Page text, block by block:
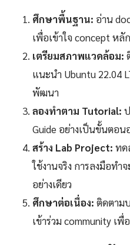
ศึกษาพื้นฐาน: อ่าน
เพื่อเข้าใจ concept ห
เตรียมสภาพแวดล้อม:
แนะนำ Ubuntu 22.04
พัฒนา
ลองทำตาม Tutorial:
Guide อย่างเป็นขั้นตอ
สร้าง Lab Project: ทด
ใช้งานจริง การลงมือทำ
อย่างเดียว
ศึกษาต่อเนื่อง: ติดตาม
เข้าร่วม community เ